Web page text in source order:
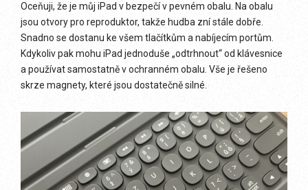
Oceňuji, že je můj iPad v bezpečí v pevném obalu. Na obalu
jsou otvory pro reproduktor, takže hudba zní stále dobře.
Snadno se dostanu ke všem tlačítkům a nabíjecím portům.
Kdykoliv pak mohu iPad jednoduše „odtrhnout“ od klávesnice
a používat samostatně v ochranném obalu. Vše je řešeno
skrze magnety, které jsou dostatečně silné.